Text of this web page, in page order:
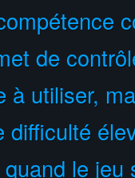
de
à utiliser,
difficulté
le